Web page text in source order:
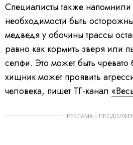
Специалисты также
необходимости быть
медведя у обочины трассы
равно как кормить зверя или
селфи. Это может быть чревато
хищник может проявить
человека, пишет ТГ-канал
РЕКЛАМА –